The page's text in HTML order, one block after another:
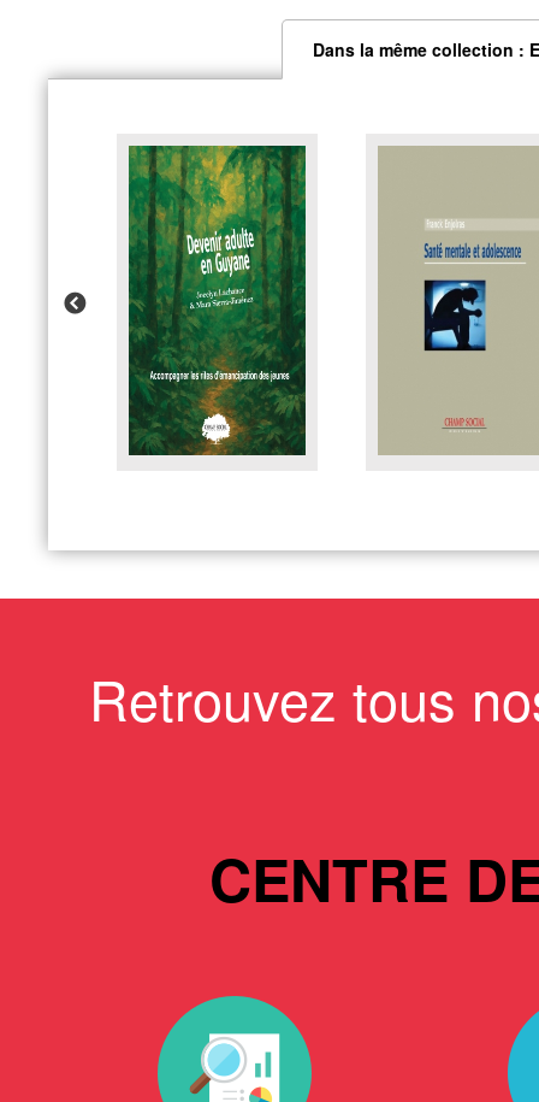
Dans la même collection :
Retrouvez tous
CENTRE